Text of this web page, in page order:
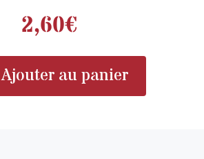
2,60€
Ajouter au panier